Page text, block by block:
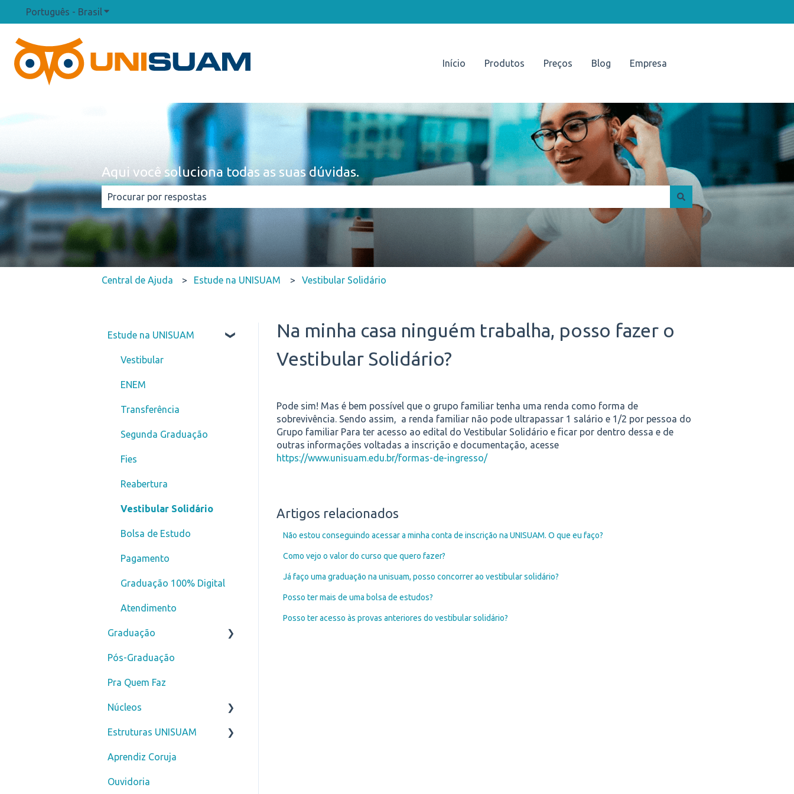
Português - BrasilMostrar submenu para traduções
Início Produtos Preços Blog Empresa
Aqui você soluciona todas as suas dúvidas.
Não há sugestões porque o campo de pesquisa está em branco.
Central de Ajuda Estude na UNISUAM Vestibular Solidário
Na minha casa ninguém trabalha, posso fazer o
Vestibular Solidário?
Pode sim! Mas é bem possível que o grupo familiar tenha uma renda como forma de
sobrevivência. Sendo assim, a renda familiar não podeultrapassar 1 salário e 1/2 por pessoa do
Grupo familiar Para ter acesso ao edital do Vestibular Solidário e ficar por dentro dessa e de
outras informações voltadas a inscrição e documentação, acesse
https://www.unisuam.edu.br/formas-de-ingresso/
Artigos relacionados
Não estou conseguindo acessar a minha conta de inscrição na UNISUAM. O que eu faço?
Como vejo o valor do curso que quero fazer?
Já faço uma graduação na unisuam, posso concorrer ao vestibular solidário?
Posso ter mais de uma bolsa de estudos?
Posso ter acesso às provas anteriores do vestibular solidário?
Estude na UNISUAM
Vestibular
ENEM
Transferência
Segunda Graduação
Fies
Reabertura
Vestibular Solidário
Bolsa de Estudo
Pagamento
Graduação 100% Digital
Atendimento
Graduação
Novos alunos
Curso de Férias
Secretaria
ENADE
Financeiro
DDM
Pós-Graduação
Pra Quem Faz
Núcleos
Núcleo de Prática Jurídica
Motta - CLESAM
Estruturas UNISUAM
Biblioteca
Aprendiz Coruja
Ouvidoria